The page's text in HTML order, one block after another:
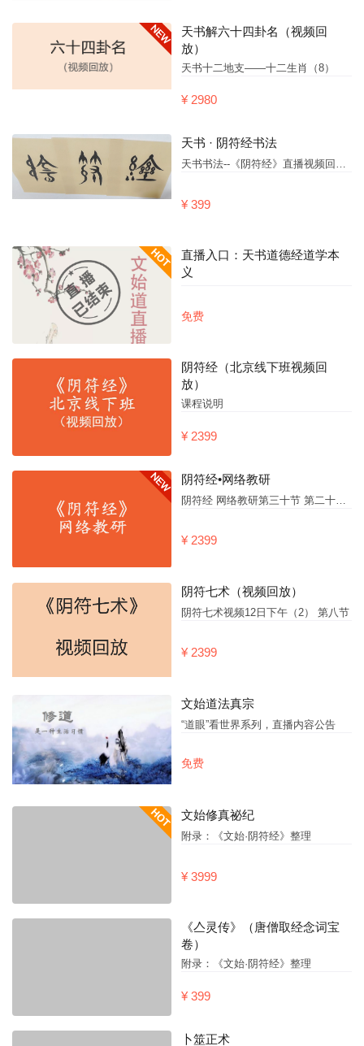
天书解六十四卦名（视频回
放）
天书十二地支——十二生肖（8）
¥ 2980
天书 · 阴符经书法
天书书法--《阴符经》直播视频回放第23场
¥ 399
直播入口：天书道德经道学本
义
免费
阴符经（北京线下班视频回
放）
课程说明
¥ 2399
阴符经•网络教研
¥ 2399
阴符七术（视频回放）
阴符七术视频12日下午（2） 第八节
¥ 2399
文始道法真宗
“道眼”看世界系列，直播内容公告
免费
文始修真祕纪
附录：《文始·阴符经》整理
¥ 3999
《亼灵传》（唐僧取经念词宝
卷）
附录：《文始·阴符经》整理
¥ 399
卜筮正术